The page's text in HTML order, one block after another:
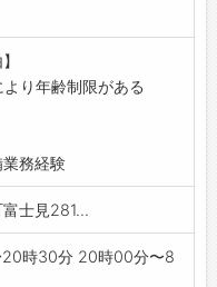
で、安心してご応募く
り年齢制限がある
務経験
士見281...
時30分 20時00分〜8